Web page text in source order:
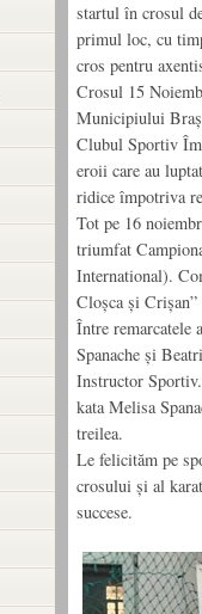
startul în crosul
primul loc, cu
cros pentru
Crosul 15
Municipiului
Clubul Sportiv
eroii care au
ridice împotriva
Tot pe 16
triumfat
International).
Cloșca și
Între remarcatele
Spanache și
Instructor
kata Melisa
treilea.
Le felicităm pe
crosului și al
succese.